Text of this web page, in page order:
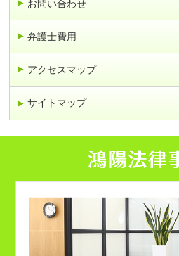
お問い合わせ
弁護士費用
アクセスマップ
サイトマップ